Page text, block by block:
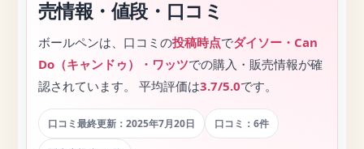
売情報・値段・口コミ
ボールペンは、口コミの投稿時点でダイソー・Can
Do（キャンドゥ）・ワッツでの購入・販売情報が確
認されています。 平均評価は3.7/5.0です。
口コミ最終更新：2025年7月20日 口コミ：6件